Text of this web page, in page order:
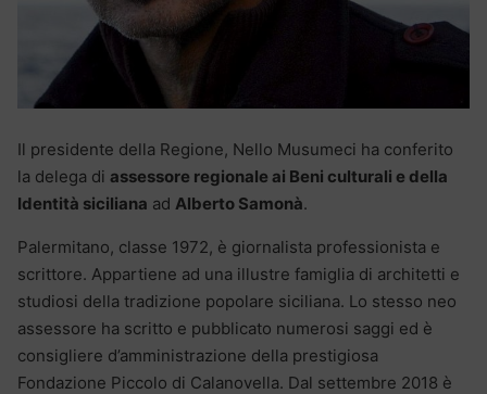
Il presidente della Regione, Nello Musumeci ha conferito
la delega di assessore regionale ai Beni culturali e della
Identità siciliana ad Alberto Samonà.
Palermitano, classe 1972, è giornalista professionista e
scrittore. Appartiene ad una illustre famiglia di architetti e
studiosi della tradizione popolare siciliana. Lo stesso neo
assessore ha scritto e pubblicato numerosi saggi ed è
consigliere d’amministrazione della prestigiosa
Fondazione Piccolo di Calanovella. Dal settembre 2018 è